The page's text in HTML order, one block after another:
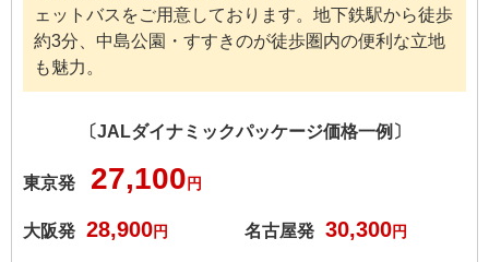
ェットバスをご用意しております。地下鉄駅から徒歩
約3分、中島公園・すすきのが徒歩圏内の便利な立地
も魅力。
〔JALダイナミックパッケージ価格一例〕
東京発 27,100 円
大阪発 28,900円 名古屋発 30,300円